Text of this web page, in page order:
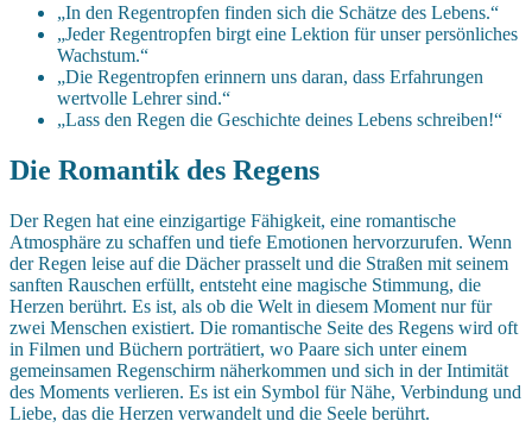
„In den Regentropfen finden sich die Schätze des Lebens.“
„Jeder Regentropfen birgt eine Lektion für unser persönliches
Wachstum.“
„Die Regentropfen erinnern uns daran, dass Erfahrungen
wertvolle Lehrer sind.“
„Lass den Regen die Geschichte deines Lebens schreiben!“
Die Romantik des Regens
Der Regen hat eine einzigartige Fähigkeit, eine romantische
Atmosphäre zu schaffen und tiefe Emotionen hervorzurufen. Wenn
der Regen leise auf die Dächer prasselt und die Straßen mit seinem
sanften Rauschen erfüllt, entsteht eine magische Stimmung, die
Herzen berührt. Es ist, als ob die Welt in diesem Moment nur für
zwei Menschen existiert. Die romantische Seite des Regens wird oft
in Filmen und Büchern porträtiert, wo Paare sich unter einem
gemeinsamen Regenschirm näherkommen und sich in der Intimität
des Moments verlieren. Es ist ein Symbol für Nähe, Verbindung und
Liebe, das die Herzen verwandelt und die Seele berührt.